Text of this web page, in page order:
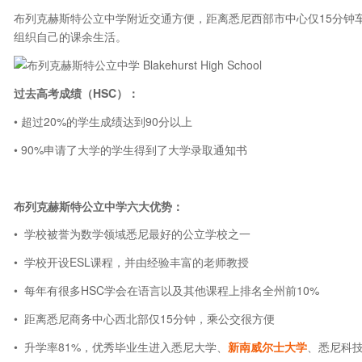
布列克赫斯特公立中学附近交通方便，距离悉尼西部市中心仅15分
组织自己的课余生活。
过去高考成绩（HSC）：
• 超过20%的学生成绩达到90分以上
• 90%申请了大学的学生得到了大学录取通知书
布列克赫斯特公立中学六大优势：
• 学校被誉为数学领域悉尼最好的公立学校之一
• 学校开设ESL课程，并由经验丰富的老师教授
• 每年有很多HSC学会在语言以及其他课程上排名全州前10%
• 距离悉尼商务中心西北部仅15分钟，乘公交很方便
• 升学率81%，优秀毕业生进入悉尼大学、 新南威尔士大学、悉尼科